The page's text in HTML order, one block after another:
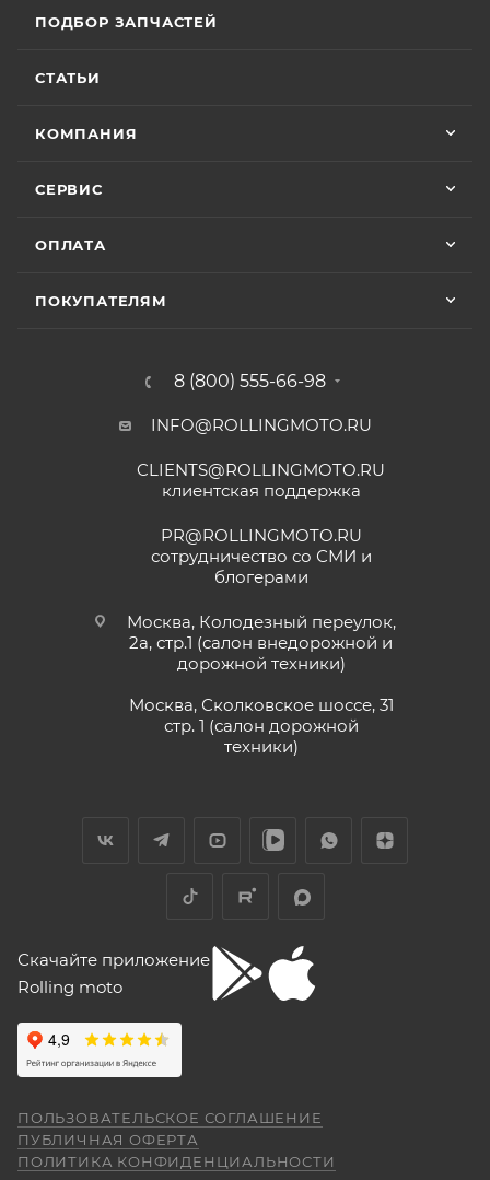
ПОДБОР ЗАПЧАСТЕЙ
СТАТЬИ
КОМПАНИЯ
СЕРВИС
ОПЛАТА
ПОКУПАТЕЛЯМ
8 (800) 555-66-98
INFO@ROLLINGMOTO.RU
CLIENTS@ROLLINGMOTO.RU
клиентская поддержка
PR@ROLLINGMOTO.RU
сотрудничество со СМИ и
блогерами
Москва, Колодезный переулок,
2а, стр.1 (салон внедорожной и
дорожной техники)
Москва, Сколковское шоссе, 31
стр. 1 (салон дорожной
техники)
Скачайте приложение
Rolling moto
ПОЛЬЗОВАТЕЛЬСКОЕ СОГЛАШЕНИЕ
ПУБЛИЧНАЯ ОФЕРТА
ПОЛИТИКА КОНФИДЕНЦИАЛЬНОСТИ